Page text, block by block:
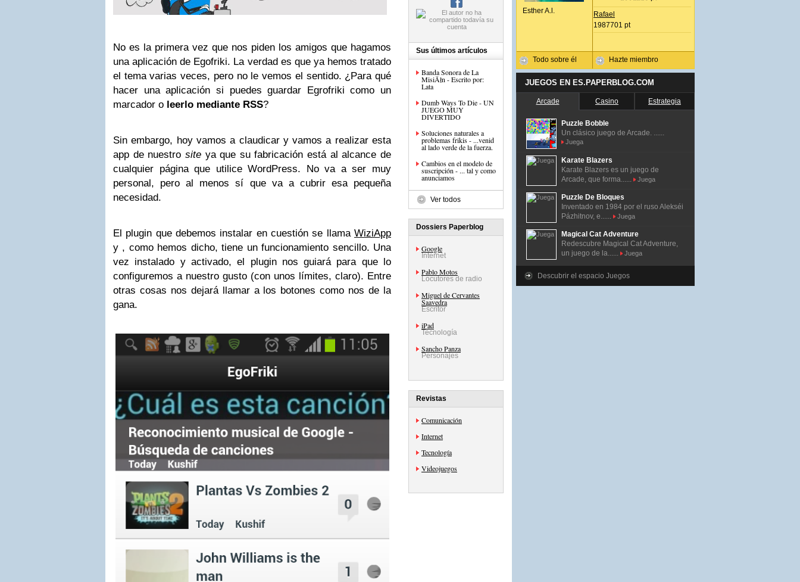
No es la primera vez que nos piden los amigos que hagamos
una aplicación de Egofriki. La verdad es que ya hemos tratado
el tema varias veces, pero no le vemos el sentido. ¿Para qué
hacer una aplicación si puedes guardar Egrofriki como un
marcador o leerlo mediante RSS?
Sin embargo, hoy vamos a claudicar y vamos a realizar esta
app de nuestro siteya que su fabricación está al alcance de
cualquier página que utilice WordPress. No va a ser muy
personal, pero al menos sí que va a cubrir esa pequeña
necesidad.
El plugin que debemos instalar en cuestión se llama WiziApp
y , como hemos dicho, tiene un funcionamiento sencillo. Una
vez instalado y activado, el plugin nos guiará para que lo
configuremos a nuestro gusto (con unos límites, claro). Entre
otras cosas nos dejará llamar a los botones como nos de la
gana.
Sus últimos artículos
Banda Sonora de La
MisiĂłn - Escrito por:
Lata
Dumb Ways To Die - UN
JUEGO MUY
DIVERTIDO
Soluciones naturales a
problemas frikis - ...venid
al lado verde de la fuerza.
Cambios en el modelo de
suscripción - ... tal y como
anunciamos
Ver todos
Dossiers Paperblog
Google
Internet
Pablo Motos
Locutores de radio
Miguel de Cervantes
Saavedra
Escritor
iPad
Tecnología
Sancho Panza
Personajes
Revistas
Comunicación
Internet
Tecnología
Videojuegos
Esther A.l.
Todo sobre él
Rafael
1987701 pt
Hazte miembro
JUEGOS EN ES.PAPERBLOG.COM
Arcade Casino Estrategia
Puzzle Bobble
Un clásico juego de Arcade. ......
Juega
Karate Blazers
Karate Blazers es un juego de
Arcade, que forma......
Juega
Puzzle De Bloques
Inventado en 1984 por el ruso Alekséi
Pázhitnov, e......
Juega
Magical Cat Adventure
Redescubre Magical Cat Adventure,
un juego de la......
Juega
Descubrir el espacio Juegos